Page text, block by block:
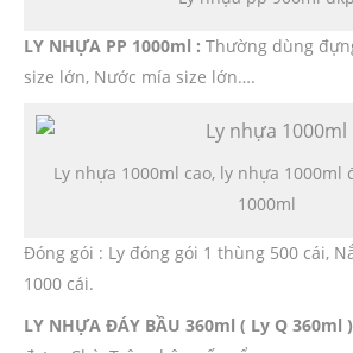
LY NHỰA PP 1000ml : Thường dùng
size lớn, Nước mía size lớn….
Ly nhựa 1000ml cao, ly nhựa 1000ml
1000ml
Đóng gói : Ly đóng gói 1 thùng 500 cái,
1000 cái.
LY NHỰA ĐÁY BẦU 360ml ( Ly Q 360ml